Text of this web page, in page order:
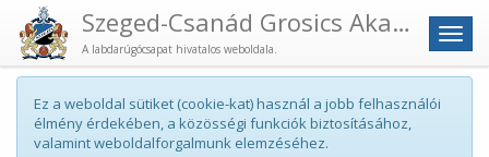
Menü
Szeged-Csanád Grosics Akadémia
A labdarúgócsapat hivatalos weboldala.
Ez a weboldal sütiket (cookie-kat) használ a jobb felhasználói
élmény érdekében, a közösségi funkciók biztosításához,
valamint weboldalforgalmunk elemzéséhez.